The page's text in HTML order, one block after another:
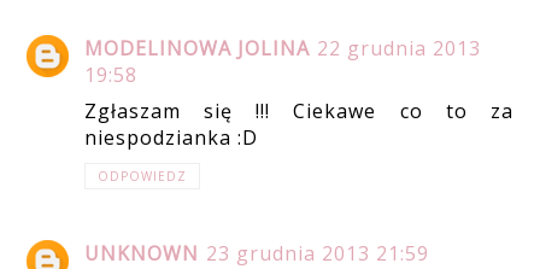
MODELINOWA JOLINA 22 grudnia 2013
19:58
Zgłaszam się !!! Ciekawe co to za
niespodzianka :D
ODPOWIEDZ
UNKNOWN 23 grudnia 2013 21:59